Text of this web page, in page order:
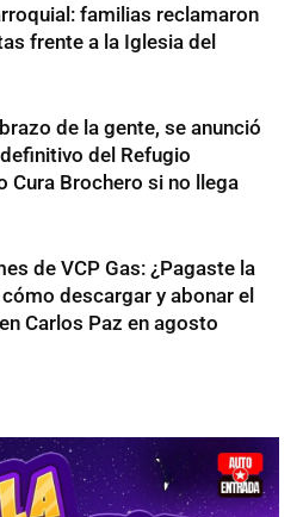
familias reclamaron
frente a la Iglesia del
de la gente, se anunció
del Refugio
Cura Brochero si no llega
de VCP Gas: ¿Pagaste la
descargar y abonar el
Carlos Paz en agosto